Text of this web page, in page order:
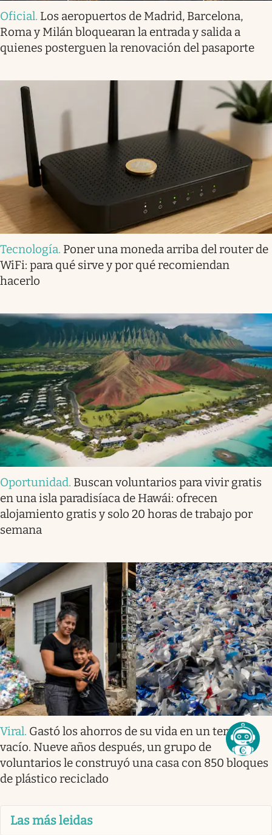
Oficial. Los aeropuertos de Madrid, Barcelona,
Roma y Milán bloquearan la entrada y salida a
quienes posterguen la renovación del pasaporte
Tecnología. Poner una moneda arriba del router de
WiFi: para qué sirve y por qué recomiendan
hacerlo
Oportunidad. Buscan voluntarios para vivir gratis
en una isla paradisíaca de Hawái: ofrecen
alojamiento gratis y solo 20 horas de trabajo por
semana
Viral. Gastó los ahorros de su vida en un terreno
vacío. Nueve años después, un grupo de
voluntarios le construyó una casa con 850 bloques
de plástico reciclado
Las más leidas